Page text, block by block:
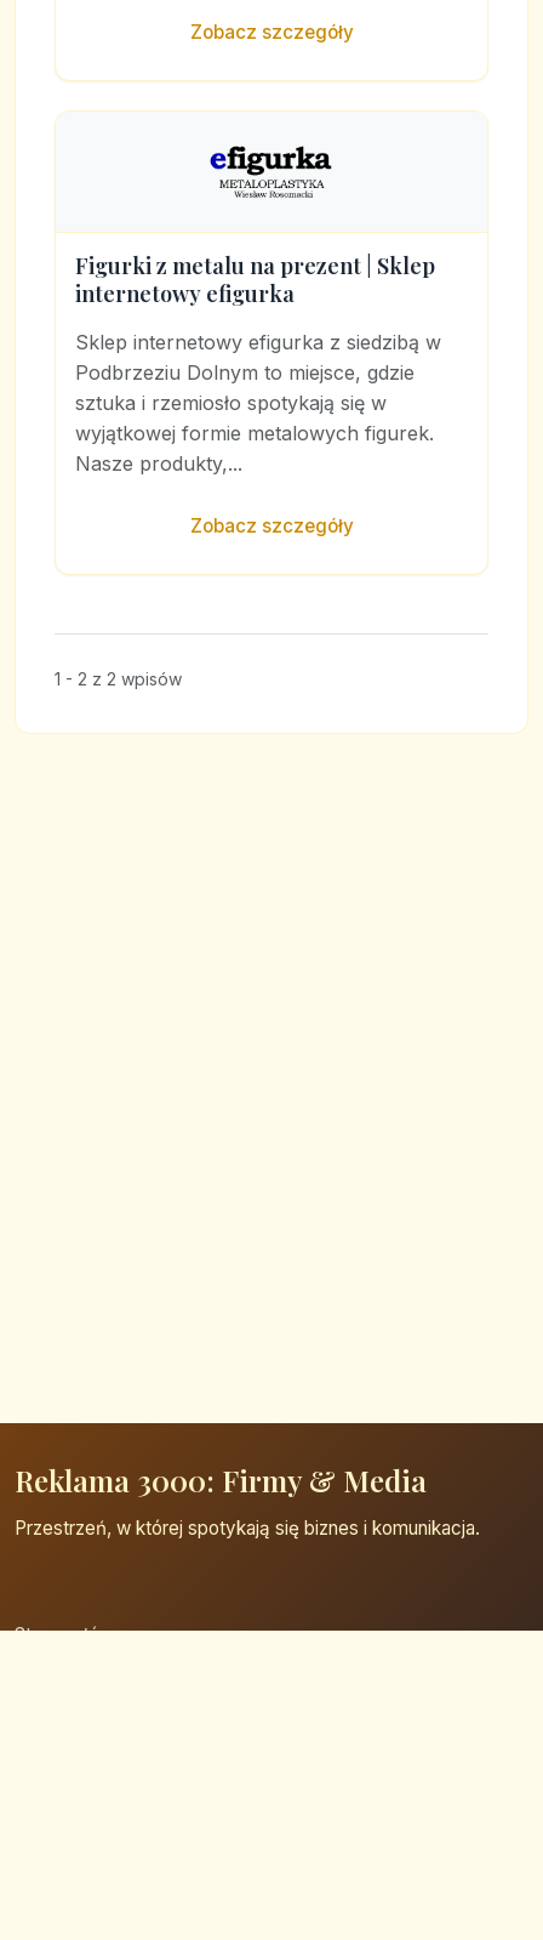
Zobacz szczegóły
Figurki z metalu na prezent | Sklep
internetowy efigurka
Sklep internetowy efigurka z siedzibą w
Podbrzeziu Dolnym to miejsce, gdzie
sztuka i rzemiosło spotykają się w
wyjątkowej formie metalowych figurek.
Nasze produkty,...
Zobacz szczegóły
1 - 2 z 2 wpisów
Reklama 3000: Firmy & Media
Przestrzeń, w której spotykają się biznes i komunikacja.
Strona główna